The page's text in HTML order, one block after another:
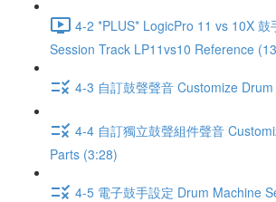
4-2 *PLUS* LogicPro 11 vs 10X
Session Track LP11vs10 Reference
4-3 自訂鼓聲聲音 Customize
4-4 自訂獨立鼓聲組件聲音
Parts (3:28)
4-5 電子鼓手設定 Drum Machine